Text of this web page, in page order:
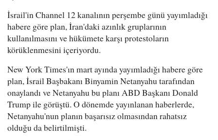
İsrail'in Channel 12 kanalının perşembe günü yayımladığı
habere göre plan, İran'daki azınlık gruplarının
kullanılmasını ve hükümete karşı protestoların
körüklenmesini içeriyordu.
New York Times'ın mart ayında yayımladığı habere göre
plan, İsrail Başbakanı Binyamin Netanyahu tarafından
onaylandı ve Netanyahu bu planı ABD Başkanı Donald
Trump ile görüştü. O dönemde yayınlanan haberlerde,
Netanyahu'nun planın başarısız olmasından rahatsız
olduğu da belirtilmişti.